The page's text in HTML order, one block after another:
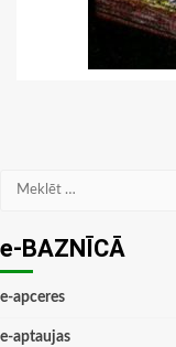
Meklēt:
e-BAZNĪCĀ
e-apceres
e-aptaujas